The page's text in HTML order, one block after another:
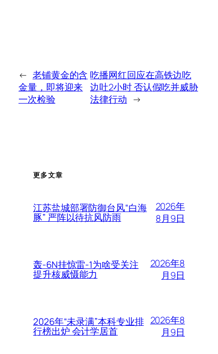
← 老铺黄金的含
金量，即将迎来
一次检验
吃播网红回应在高铁边吃
边吐2小时 否认假吃并威胁
法律行动 →
更多文章
江苏盐城部署防御台风“白海
豚” 严阵以待抗风防雨
2026年
8月9日
轰-6N挂惊雷-1为啥受关注
提升核威慑能力
2026年8
月9日
2026年“未录满”本科专业排
行榜出炉 会计学居首
2026年8
月9日